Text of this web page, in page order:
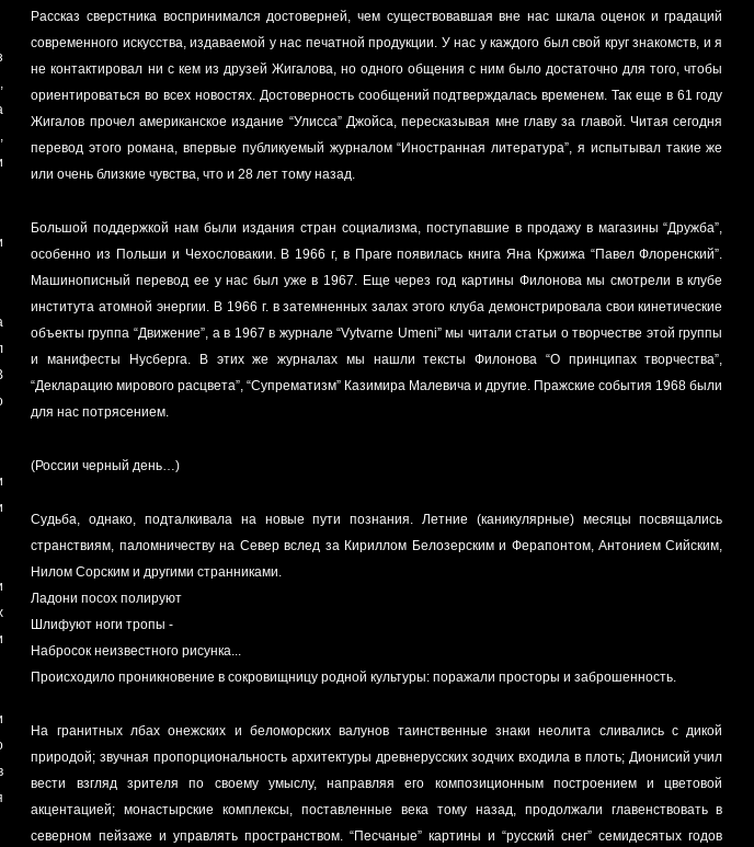
Рассказ сверстника воспринимался достоверней, чем существовавшая вне нас шкала оценок и градаций
современного искусства, издаваемой у нас печатной продукции. У нас у каждого был свой круг знакомств, и я
не контактировал ни с кем из друзей Жигалова, но одного общения с ним было достаточно для того, чтобы
ориентироваться во всех новостях. Достоверность сообщений подтверждалась временем. Так еще в 61 году
Жигалов прочел американское издание “Улисса” Джойса, пересказывая мне главу за главой. Читая сегодня
перевод этого романа, впервые публикуемый журналом “Иностранная литература”, я испытывал такие же
или очень близкие чувства, что и 28 лет тому назад.
Большой поддержкой нам были издания стран социализма, поступавшие в продажу в магазины “Дружба”,
особенно из Польши и Чехословакии. В 1966 г, в Праге появилась книга Яна Кржижа “Павел Флоренский”.
Машинописный перевод ее у нас был уже в 1967. Еще через год картины Филонова мы смотрели в клубе
института атомной энергии. В 1966 г. в затемненных залах этого клуба демонстрировала свои кинетические
объекты группа “Движение”, а в 1967 в журнале “Vytvarne Umeni” мы читали статьи о творчестве этой группы
и манифесты Нусберга. В этих же журналах мы нашли тексты Филонова “О принципах творчества”,
“Декларацию мирового расцвета”, “Супрематизм” Казимира Малевича и другие. Пражские события 1968 были
для нас потрясением.
(России черный день…)
Судьба, однако, подталкивала на новые пути познания. Летние (каникулярные) месяцы посвящались
странствиям, паломничеству на Север вслед за Кириллом Белозерским и Ферапонтом, Антонием Сийским,
Нилом Сорским и другими странниками.
Ладони посох полируют
Шлифуют ноги тропы -
Набросок неизвестного рисунка...
Происходило проникновение в сокровищницу родной культуры: поражали просторы и заброшенность.
На гранитных лбах онежских и беломорских валунов таинственные знаки неолита сливались с дикой
природой; звучная пропорциональность архитектуры древнерусских зодчих входила в плоть; Дионисий учил
вести взгляд зрителя по своему умыслу, направляя его композиционным построением и цветовой
акцентацией; монастырские комплексы, поставленные века тому назад, продолжали главенствовать в
северном пейзаже и управлять пространством. “Песчаные” картины и “русский снег” семидесятых годов